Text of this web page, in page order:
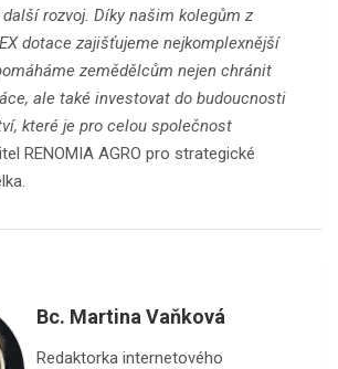
rozvoj. Díky našim kolegům z
dotace zajišťujeme nejkomplexnější
zemědělcům nejen chránit
ale také investovat do budoucnosti
které je pro celou společnost
RENOMIA AGRO pro strategické
Bc. Martina Vaňková
Redaktorka internetového